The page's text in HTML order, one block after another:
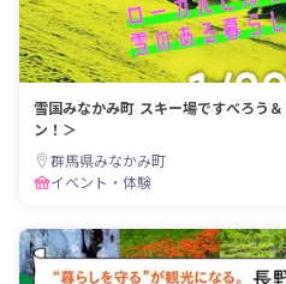
雪国みなかみ町 スキー場ですべろう
ン！＞
群馬県みなかみ町
イベント・体験